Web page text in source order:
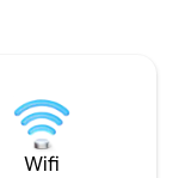
has inspired local
Boat and trailer
on site
Wifi